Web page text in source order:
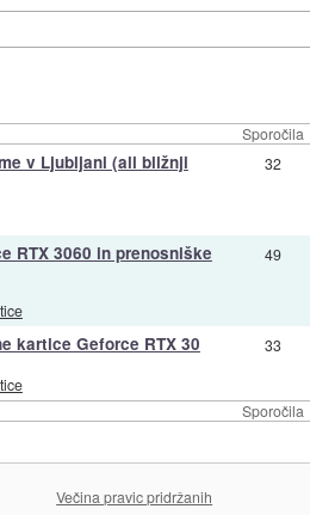
Sporočila
Sporočila
v Ljubljani (ali bližnji 32
RTX 3060 in prenosniške 49
kartice Geforce RTX 30 33
Večina pravic pridržanih